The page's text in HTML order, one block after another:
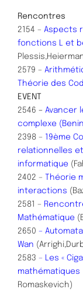
Rencontres
2154 – Aspects
fonctions L et
2579 –
Théorie des
EVENT
2546 – Avancer
complexe
2398 – 19ème
relationnelles
informatique
2402 –
Théorie
interactions
2581 –
Mathématique
2650 –
Wan
2583 – Les «
mathématiques
Romaskevich)